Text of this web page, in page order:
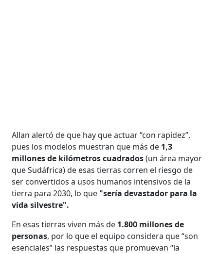
Allan alertó de que hay que actuar “con rapidez”,
pues los modelos muestran que más de 1,3
millones de kilómetros cuadrados(un área mayor
que Sudáfrica) de esas tierras corren el riesgo de
ser convertidos a usos humanos intensivos de la
tierra para 2030, lo que "sería devastador para la
vida silvestre".
En esas tierras viven más de 1.800 millones de
personas, por lo que el equipo considera que “son
esenciales” las respuestas que promuevan “la